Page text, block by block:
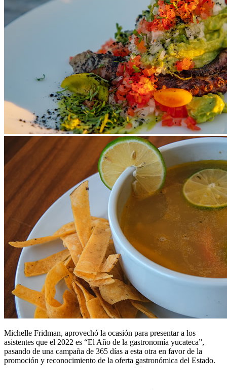
Michelle Fridman, aprovechó la ocasión para presentar a los
asistentes que el 2022 es “El Año de la gastronomía yucateca”,
pasando de una campaña de 365 días a esta otra en favor de la
promoción y reconocimiento de la oferta gastronómica del Estado.